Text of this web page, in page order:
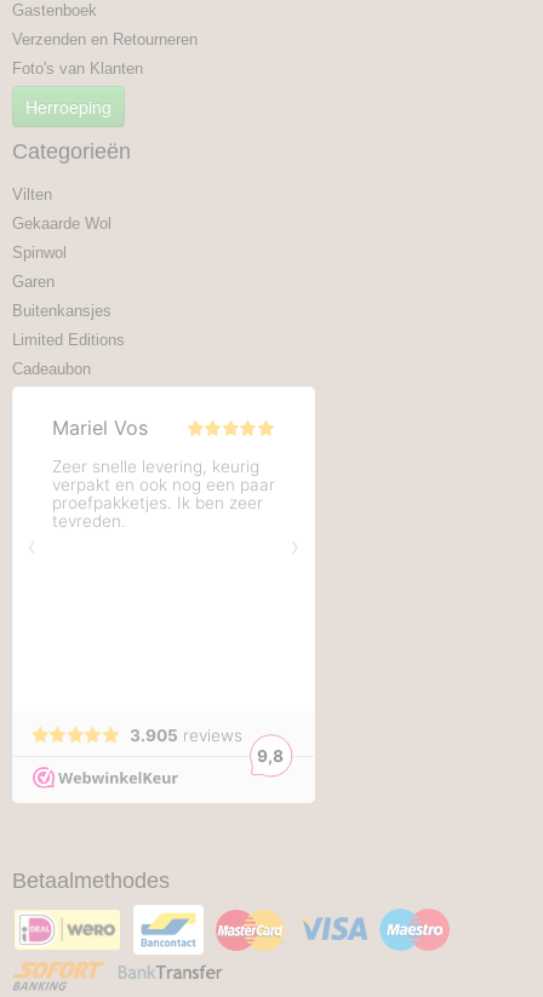
Gastenboek
Verzenden en Retourneren
Foto's van Klanten
Herroeping
Categorieën
Vilten
Gekaarde Wol
Spinwol
Garen
Buitenkansjes
Limited Editions
Cadeaubon
Betaalmethodes